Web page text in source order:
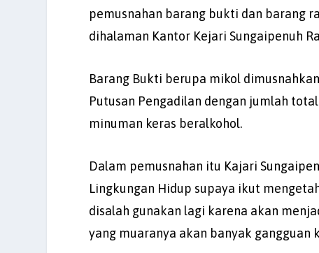
pemusnahan barang bukti dan barang
dihalaman Kantor Kejari Sungaipenuh
Barang Bukti berupa mikol
Putusan Pengadilan dengan jumlah
minuman keras beralkohol.
Dalam pemusnahan itu Kajari
Lingkungan Hidup supaya ikut
disalah gunakan lagi karena akan
yang muaranya akan banyak gangguan